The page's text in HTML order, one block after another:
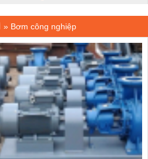
» Bơm công nghiệp